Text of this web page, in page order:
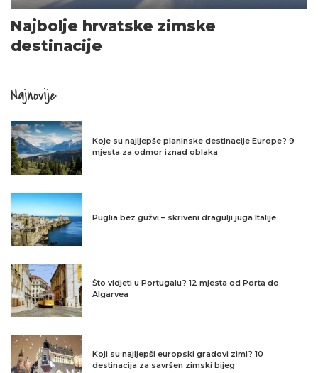
Najbolje hrvatske zimske
destinacije
Najnovije
Koje su najljepše planinske destinacije Europe? 9
mjesta za odmor iznad oblaka
Puglia bez gužvi – skriveni dragulji juga Italije
Što vidjeti u Portugalu? 12 mjesta od Porta do
Algarvea
Koji su najljepši europski gradovi zimi? 10
destinacija za savršen zimski bijeg